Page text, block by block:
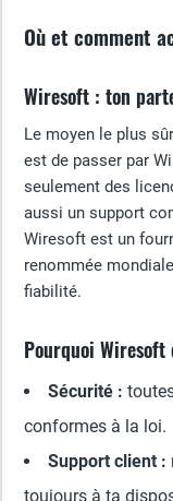
Où et comment
Wiresoft : ton
Le moyen le plus
est de passer par
seulement des
aussi un support
Wiresoft est un
renommée
fiabilité.
Pourquoi
Sécurité :
conformes à la loi.
Support client :
toujours à ta